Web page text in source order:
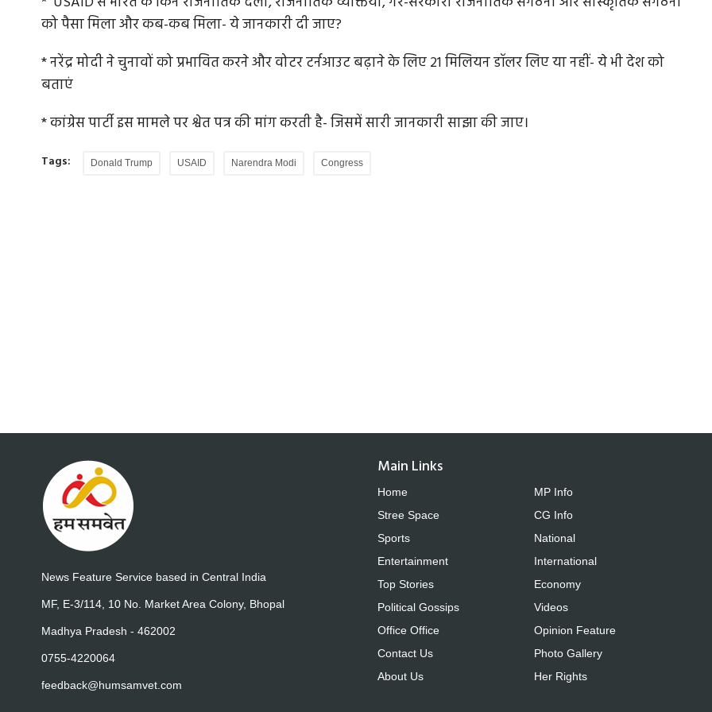
को पैसा मिला और कब-कब मिला- ये जानकारी दी जाए?
* नरेंद्र मोदी ने चुनावों को प्रभावित करने और वोटर टर्नआउट बढ़ाने के लिए 21 मिलियन डॉलर लिए या नहीं- ये भी देश को
बताएं
* कांग्रेस पार्टी इस मामले पर श्वेत पत्र की मांग करती है- जिसमें सारी जानकारी साझा की जाए।
Tags: Donald Trump USAID Narendra Modi Congress
फास्ट
दे दिया है। राम...
News Feature Service based in Central India
MF, E-3/114, 10 No. Market Area Colony, Bhopal
Madhya Pradesh - 462002
0755-4220064
feedback@humsamvet.com
Main Links
Home
Stree Space
Sports
Entertainment
Top Stories
Political Gossips
Office Office
Contact Us
About Us
MP Info
CG Info
National
International
Economy
Videos
Opinion Feature
Photo Gallery
Her Rights